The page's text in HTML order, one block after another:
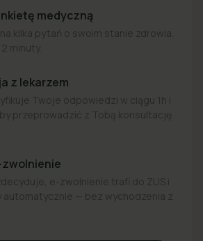
medyczną
kilka pytań o swoim stanie zdrowia.
minuty.
z lekarzem
Twoje odpowiedzi w ciągu 1h i
przeprowadzić z Tobą konsultację
e-zwolnienie trafi do ZUS i
automatycznie — bez wychodzenia z